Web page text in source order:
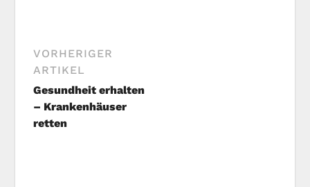
VORHERIGER
ARTIKEL
Gesundheit erhalten
– Krankenhäuser
retten